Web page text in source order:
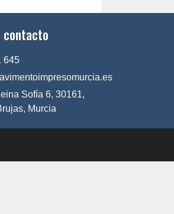
contacto
645
Sofía 6, 30161,
Murcia